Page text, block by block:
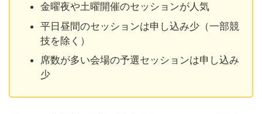
金曜夜や土曜開催のセッションが人気
平日昼間のセッションは申し込み少（一部競
技を除く）
席数が多い会場の予選セッションは申し込み
少